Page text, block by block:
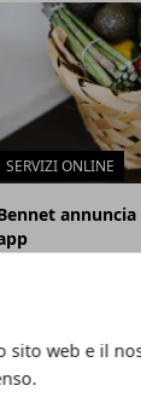
web e il
SERVIZI ONLINE